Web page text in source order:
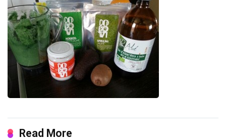
Read More